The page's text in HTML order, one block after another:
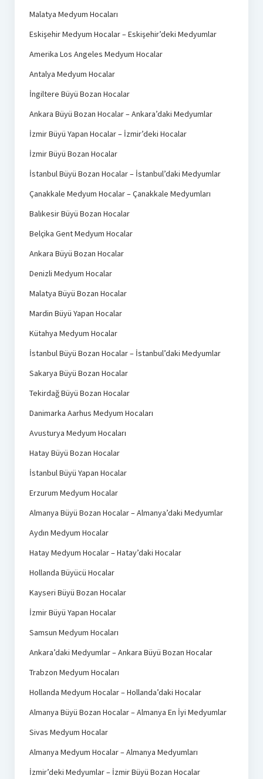
Malatya Medyum Hocaları
Eskişehir Medyum Hocalar – Eskişehir’deki Medyumlar
Amerika Los Angeles Medyum Hocalar
Antalya Medyum Hocalar
İngiltere Büyü Bozan Hocalar
Ankara Büyü Bozan Hocalar – Ankara’daki Medyumlar
İzmir Büyü Yapan Hocalar – İzmir’deki Hocalar
İzmir Büyü Bozan Hocalar
İstanbul Büyü Bozan Hocalar – İstanbul’daki Medyumlar
Çanakkale Medyum Hocalar – Çanakkale Medyumları
Balıkesir Büyü Bozan Hocalar
Belçika Gent Medyum Hocalar
Ankara Büyü Bozan Hocalar
Denizli Medyum Hocalar
Malatya Büyü Bozan Hocalar
Mardin Büyü Yapan Hocalar
Kütahya Medyum Hocalar
İstanbul Büyü Bozan Hocalar – İstanbul’daki Medyumlar
Sakarya Büyü Bozan Hocalar
Tekirdağ Büyü Bozan Hocalar
Danimarka Aarhus Medyum Hocaları
Avusturya Medyum Hocaları
Hatay Büyü Bozan Hocalar
İstanbul Büyü Yapan Hocalar
Erzurum Medyum Hocalar
Almanya Büyü Bozan Hocalar – Almanya’daki Medyumlar
Aydın Medyum Hocalar
Hatay Medyum Hocalar – Hatay’daki Hocalar
Hollanda Büyücü Hocalar
Kayseri Büyü Bozan Hocalar
İzmir Büyü Yapan Hocalar
Samsun Medyum Hocaları
Ankara’daki Medyumlar – Ankara Büyü Bozan Hocalar
Trabzon Medyum Hocaları
Hollanda Medyum Hocalar – Hollanda’daki Hocalar
Almanya Büyü Bozan Hocalar – Almanya En İyi Medyumlar
Sivas Medyum Hocalar
Almanya Medyum Hocalar – Almanya Medyumları
İzmir’deki Medyumlar – İzmir Büyü Bozan Hocalar